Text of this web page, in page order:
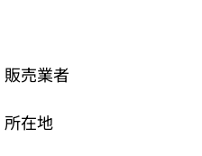
​販売業者
所在地